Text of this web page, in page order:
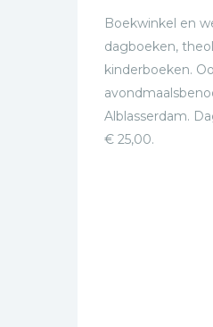
Boekwinkel en
dagboeken,
kinderboeken.
Alblasserdam.
€ 25,00.